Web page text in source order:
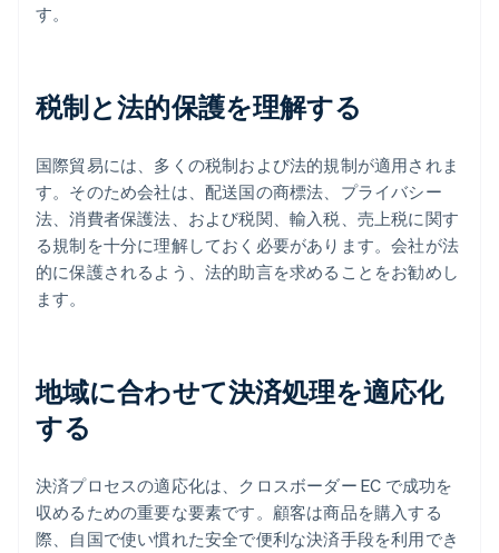
す。
税制と法的保護を理解する
国際貿易には、多くの税制および法的規制が適用されま
す。そのため会社は、配送国の商標法、プライバシー
法、消費者保護法、および税関、輸入税、売上税に関す
る規制を十分に理解しておく必要があります。会社が法
的に保護されるよう、法的助言を求めることをお勧めし
ます。
地域に合わせて決済処理を適応化
する
決済プロセスの適応化は、クロスボーダー EC で成功を
収めるための重要な要素です。顧客は商品を購入する
際、自国で使い慣れた安全で便利な決済手段を利用でき